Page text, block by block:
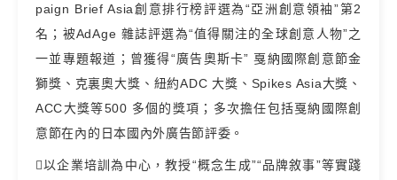
paign Brief Asia創意排行榜評選為“亞洲創意領袖”第2
名；被AdAge 雜誌評選為“值得關注的全球創意人物”之
一並專題報道；曾獲得“廣告奧斯卡” 戛納國際創意節金
獅獎、克裏奧大獎、紐約ADC 大獎、Spikes Asia大獎、
ACC大獎等500 多個的獎項；多次擔任包括戛納國際創
意節在內的日本國內外廣告節評委。
以企業培訓為中心，教授“概念生成”“品牌敘事”等實踐